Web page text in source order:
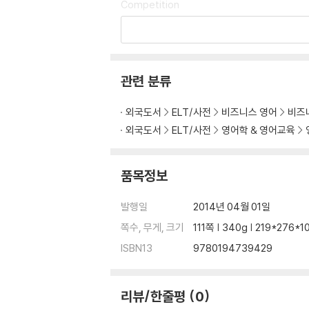
Competition
Teamwork
Progress test answer key
Teacher-Training DVD worksheets
Teacher-Training DVD worksheets
관련 분류
외국도서 ELT/사전 비즈니스 영어
비즈
외국도서
ELT/사전 영어학 & 영어교육
품목정보
발행일
2014년 04월 01일
쪽수, 무게, 크기
111쪽 | 340g |
ISBN13
9780194739429
리뷰/한줄평 0